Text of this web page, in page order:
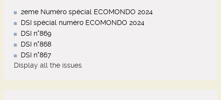
2eme Numéro spécial ECOMONDO 2024
DSI spécial numéro ECOMONDO 2024
DSI n°869
DSI n°868
DSI n°867
Display all the issues